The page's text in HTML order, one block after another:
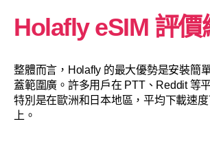
Holafly eSIM 評價
整體而言，Holafly 的最大優勢是安裝簡
蓋範圍廣。許多用戶在 PTT、Reddit 等
特別是在歐洲和日本地區，平均下載速
上。